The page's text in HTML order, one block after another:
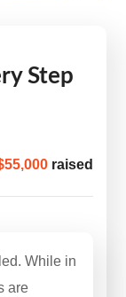
Step
raised
While in
are